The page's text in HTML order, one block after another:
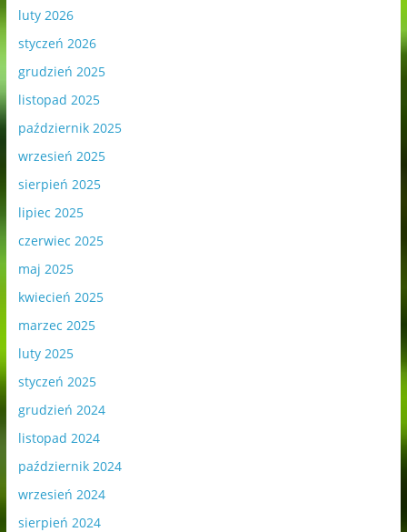
luty 2026
styczeń 2026
grudzień 2025
listopad 2025
październik 2025
wrzesień 2025
sierpień 2025
lipiec 2025
czerwiec 2025
maj 2025
kwiecień 2025
marzec 2025
luty 2025
styczeń 2025
grudzień 2024
listopad 2024
październik 2024
wrzesień 2024
sierpień 2024